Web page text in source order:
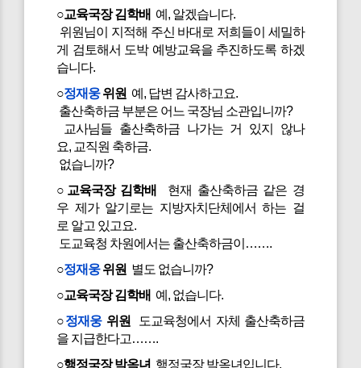
○교육국장 김학배 예, 알겠습니다.
위원님이 지적해 주신 바대로 저희들이 세밀하
게 검토해서 도박 예방교육을 추진하도록 하겠
습니다.
○정재웅위원 예, 답변 감사하고요.
출산축하금 부분은 어느 국장님 소관입니까?
교사님들 출산축하금 나가는 거 있지 않나
요, 교직원 축하금.
없습니까?
○교육국장 김학배
현재 출산축하금 같은 경
우 제가 알기로는 지방자치단체에서 하는 걸
로 알고 있고요.
도교육청 차원에서는 출산축하금이…….
○정재웅위원 별도 없습니까?
○교육국장 김학배 예, 없습니다.
○정재웅위원 도교육청에서 자체 출산축하금
을 지급한다고…….
○행정국장 박옥녀 행정국장 박옥녀입니다.